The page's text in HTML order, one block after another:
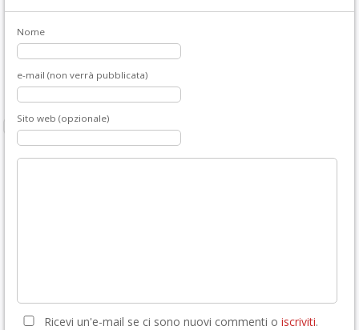
Nome
e-mail (non verrà pubblicata)
Sito web (opzionale)
Ricevi un'e-mail se ci sono nuovi commenti o iscriviti.